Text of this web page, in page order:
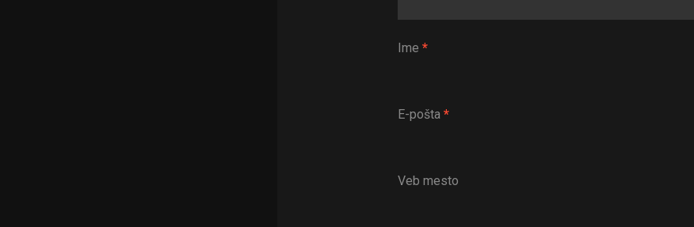
Ime *
E-pošta *
Veb mesto